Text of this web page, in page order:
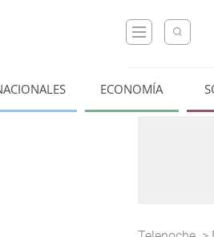
ECONOMÍA